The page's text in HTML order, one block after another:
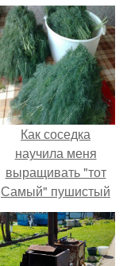
Как соседка
научила меня
выращивать "тот
Самый" пушистый
укроп.